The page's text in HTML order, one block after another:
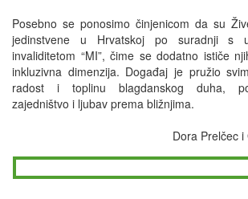
Posebno se ponosimo činjenicom da su
jedinstvene u Hrvatskoj po suradnji s
invaliditetom “MI”, čime se dodatno ističe
inkluzivna dimenzija. Događaj je pružio
radost i toplinu blagdanskog duha,
zajedništvo i ljubav prema bližnjima.
Dora Prelčec